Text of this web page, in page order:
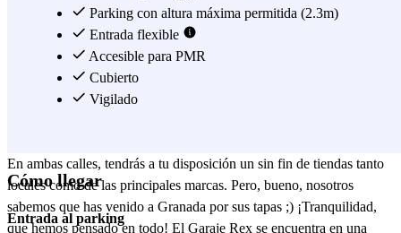
un paseo y disfrutar del embrujo granadino, podrás caminar por el
parque Federico García Lorca, la Gran Vía y el encantador Paseo de
los Tristes, este último reconocido como uno de los paseos más
bellos del mundo y por el que llegarás hasta plaza Nueva, a los pies
de la Alhambra. Si tu plan es ir de paseo por Granada y aprovechar
En ambas calles, tendrás a tu disposición un sin fin de tiendas tanto
locales como de las principales marcas. Pero, bueno, nosotros
sabemos que has venido a Granada por sus tapas ;) ¡Tranquilidad,
que hemos pensado en todo! El Garaje Rex se encuentra en una
Parking con altura máxima permitida (2.3m)
Entrada flexible
Accesible para PMR
Cubierto
Vigilado
Cómo llegar
Entrada al parking